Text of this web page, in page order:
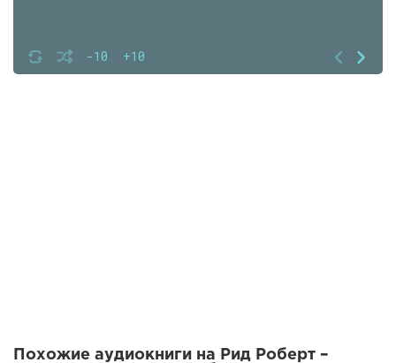
-10 +10
Похожие аудиокниги на Рид Роберт –